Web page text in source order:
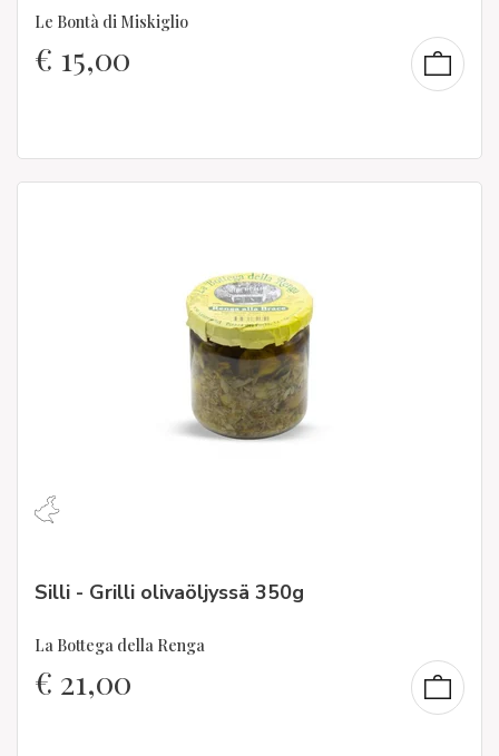
Le Bontà di Miskiglio
€ 15,00
Silli - Grilli olivaöljyssä 350g
La Bottega della Renga
€ 21,00